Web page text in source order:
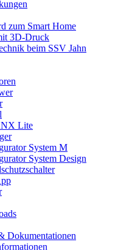
zum Smart Home
3D-Druck
beim SSV Jahn
Lite
System M
System Design
Dokumentationen